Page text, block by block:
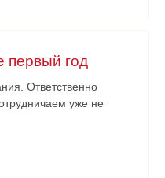
первый год
Ответственно
уже не